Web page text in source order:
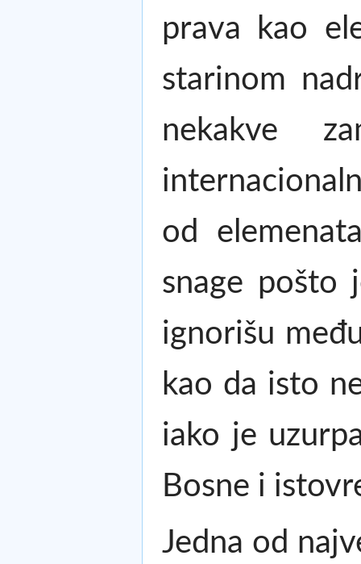
prava kao
starinom
nekakve
od
snage pošto
ignorišu
kao da isto
iako je
Bosne i
Jedna od